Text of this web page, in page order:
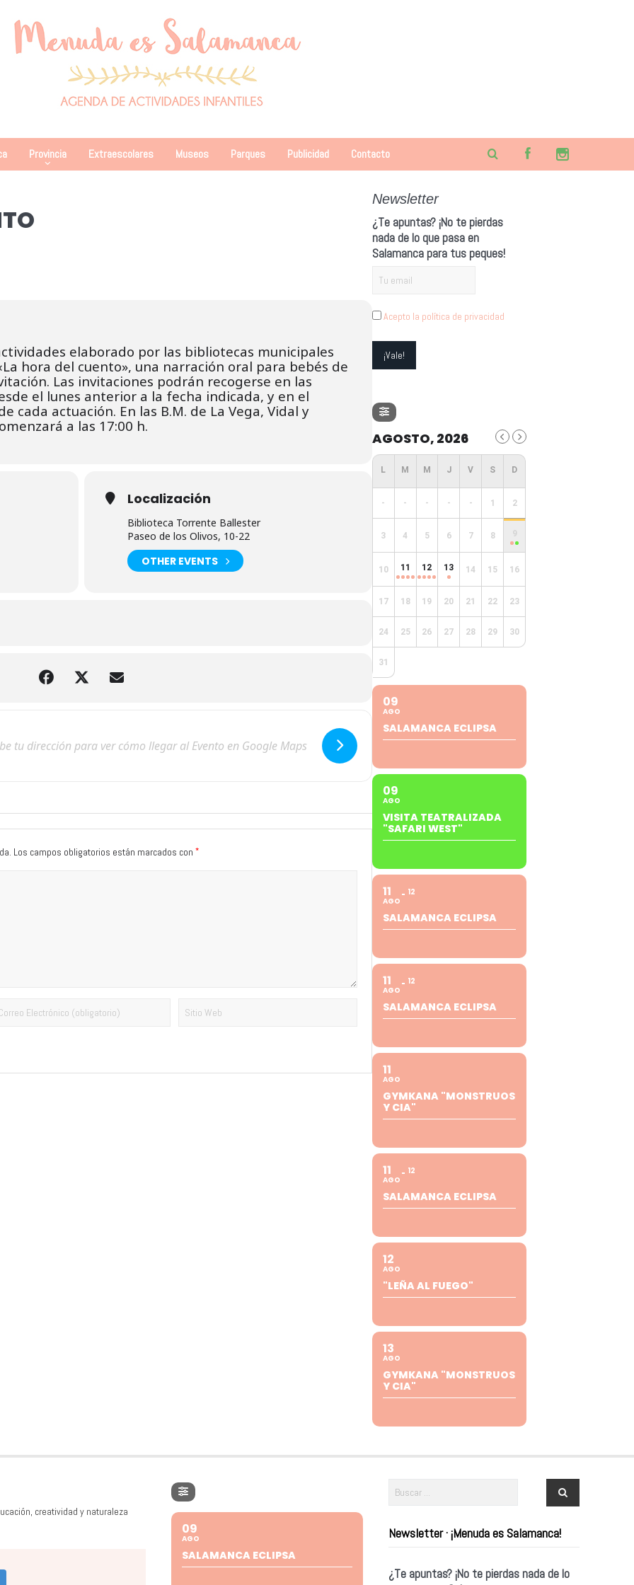
Provincia Extraescolares Museos Parques Publicidad Contacto
elaborado por las bibliotecas municipales
hora del cuento», una narración oral para bebés de
Las invitaciones podrán recogerse en las
el lunes anterior a la fecha indicada, y en el
cada actuación. En las B.M. de La Vega, Vidal y
a las 17:00 h.
Localización
Biblioteca Torrente Ballester
Paseo de los Olivos, 10-22
OTHER EVENTS
Los campos obligatorios están marcados con *
Newsletter
¿Te apuntas? ¡No te pierdas
nada de lo que pasa en
Salamanca para tus peques!
Acepto la política de privacidad
AGOSTO, 2026
- - - - - 1 2
3 4 5 6 7 8 9
10 11 12 13 14 15 16
17 18 19 20 21 22 23
24 25 26 27 28 29 30
31
09
AGO
SALAMANCA ECLIPSA
09
AGO
VISITA TEATRALIZADA
"SAFARI WEST"
11
AGO
12
SALAMANCA ECLIPSA
11
AGO
12
SALAMANCA ECLIPSA
11
AGO
GYMKANA "MONSTRUOS
Y CIA"
11
AGO
12
SALAMANCA ECLIPSA
12
AGO
"LEÑA AL FUEGO"
13
AGO
GYMKANA "MONSTRUOS
Y CIA"
creatividad y naturaleza
09
AGO
SALAMANCA ECLIPSA
Newsletter · ¡Menuda es Salamanca!
¿Te apuntas? ¡No te pierdas nada de lo